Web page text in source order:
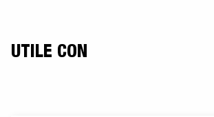
UTILE CON